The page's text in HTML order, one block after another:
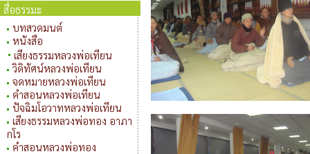
สื่อธรรมะ
บทสวดมนต์
หนังสือ
เสียงธรรมหลวงพ่อเทียน
วิดิทัศน์หลวงพ่อเทียน
จดหมายหลวงพ่อเทียน
คำสอนหลวงพ่อเทียน
ปัจฉิมโอวาทหลวงพ่อเทียน
เสียงธรรมหลวงพ่อทอง อาภา
กโร
คำสอนหลวงพ่อทอง